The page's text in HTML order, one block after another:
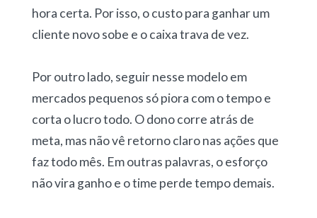
hora certa. Por isso, o custo para ganhar um
cliente novo sobe e o caixa trava de vez.
Por outro lado, seguir nesse modelo em
mercados pequenos só piora com o tempo e
corta o lucro todo. O dono corre atrás de
meta, mas não vê retorno claro nas ações que
faz todo mês. Em outras palavras, o esforço
não vira ganho e o time perde tempo demais.